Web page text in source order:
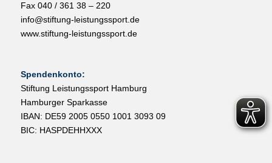
Fax 040 / 361 38 – 220
info@stiftung-leistungssport.de
www.stiftung-leistungssport.de
Spendenkonto:
Stiftung Leistungssport Hamburg
Hamburger Sparkasse
IBAN: DE59 2005 0550 1001 3093 09
BIC: HASPDEHHXXX